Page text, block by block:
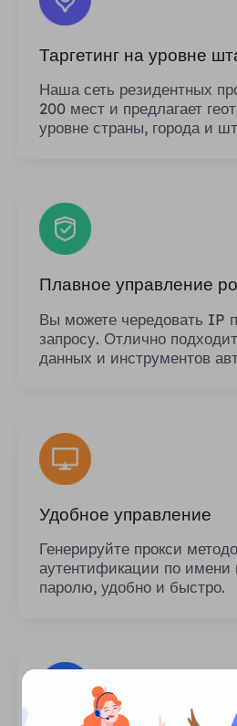
Таргетинг на уровне
Наша сеть резидентных
200 мест и предлагает
уровне страны, города и
Плавное управление
Вы можете чередовать IP
запросу. Отлично
данных и инструментов
Удобное управление
Генерируйте прокси
аутентификации по имени
паролю, удобно и быстро.